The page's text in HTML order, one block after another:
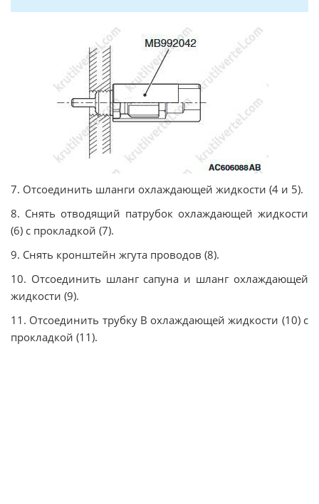
7. Отсоединить шланги охлаждающей жидкости (4 и 5).
8. Снять отводящий патрубок охлаждающей жидкости
(6) с прокладкой (7).
9. Снять кронштейн жгута проводов (8).
10. Отсоединить шланг сапуна и шланг охлаждающей
жидкости (9).
11. Отсоединить трубку В охлаждающей жидкости (10) с
прокладкой (11).